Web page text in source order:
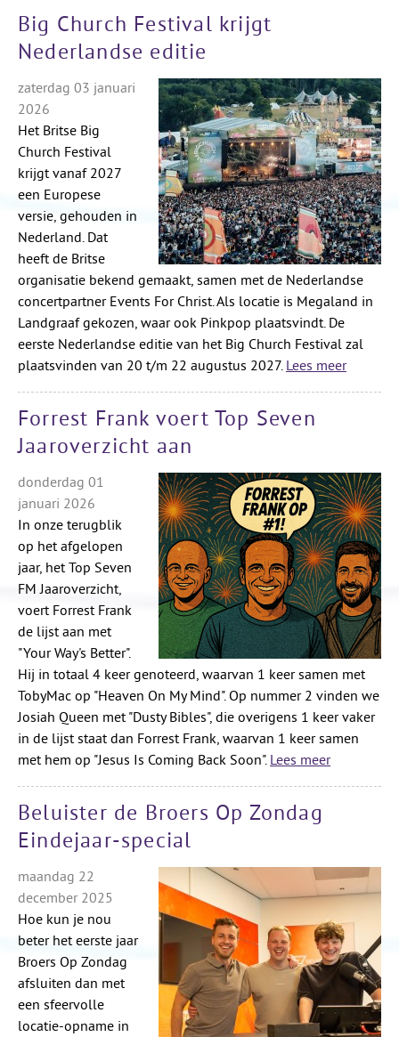
Big Church Festival krijgt
Nederlandse editie
zaterdag 03 januari
2026
Het Britse Big
Church Festival
krijgt vanaf 2027
een Europese
versie, gehouden in
Nederland. Dat
heeft de Britse
organisatie bekend gemaakt, samen met de Nederlandse
concertpartner Events For Christ. Als locatie is Megaland in
Landgraaf gekozen, waar ook Pinkpop plaatsvindt. De
eerste Nederlandse editie van het Big Church Festival zal
plaatsvinden van 20 t/m 22 augustus 2027. Lees meer
Forrest Frank voert Top Seven
Jaaroverzicht aan
donderdag 01
januari 2026
In onze terugblik
op het afgelopen
jaar, het Top Seven
FM Jaaroverzicht,
voert Forrest Frank
de lijst aan met
"Your Way's Better".
Hij in totaal 4 keer genoteerd, waarvan 1 keer samen met
TobyMac op "Heaven On My Mind". Op nummer 2 vinden we
Josiah Queen met "Dusty Bibles", die overigens 1 keer vaker
in de lijst staat dan Forrest Frank, waarvan 1 keer samen
met hem op "Jesus Is Coming Back Soon". Lees meer
Beluister de Broers Op Zondag
Eindejaar-special
maandag 22
december 2025
Hoe kun je nou
beter het eerste jaar
Broers Op Zondag
afsluiten dan met
een sfeervolle
locatie-opname in